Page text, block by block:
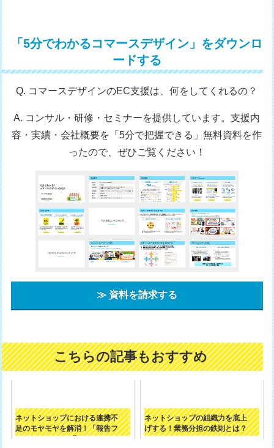
「5分でわかるコマースデザイン」をダウンロ
ードする
Q. コマースデザインのEC支援は、何をしてくれるの？
A. コンサル・研修・セミナーを提供しています。支援内
容・実績・会社概要を「5分で把握できる」無料資料を作
ったので、ぜひご覧ください！
≫ 資料を請求する
こちらの記事もおすすめ
ネットショップにおける連携不
足のモヤモヤを解消！「報告フ
ネットショップの組織力を底上
げする！業務分担の鉄則とは？